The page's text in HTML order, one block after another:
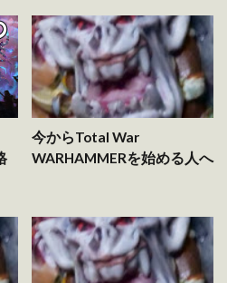
今からTotal War
WARHAMMERを始める人へ